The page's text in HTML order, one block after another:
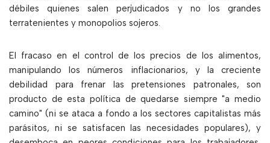
débiles quienes salen perjudicados y no los grandes
terratenientes y monopolios sojeros.
El fracaso en el control de los precios de los alimentos,
manipulando los números inflacionarios, y la creciente
debilidad para frenar las pretensiones patronales, son
producto de esta política de quedarse siempre "a medio
camino" (ni se ataca a fondo a los sectores capitalistas más
parásitos, ni se satisfacen las necesidades populares), y